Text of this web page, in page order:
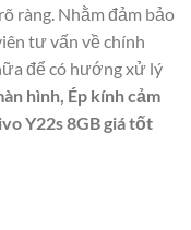
ràng. Nhằm đảm bảo
tư vấn về chính
để có hướng xử lý
hình, Ép kính cảm
Y22s 8GB giá tốt